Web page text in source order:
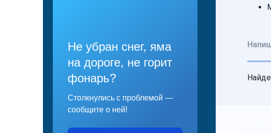
Не убран снег, яма
на дороге, не горит
фонарь?
Столкнулись с проблемой —
сообщите о ней!